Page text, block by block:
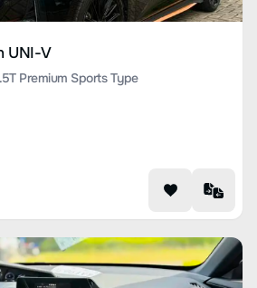
UNI-V
Premium Sports Type